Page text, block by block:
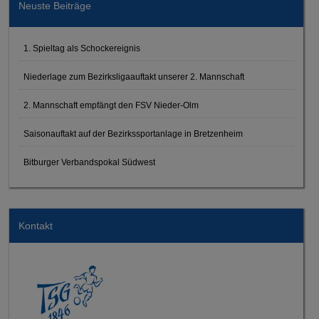
Neuste Beiträge
1. Spieltag als Schockereignis
Niederlage zum Bezirksligaauftakt unserer 2. Mannschaft
2. Mannschaft empfängt den FSV Nieder-Olm
Saisonauftakt auf der Bezirkssportanlage in Bretzenheim
Bitburger Verbandspokal Südwest
Kontakt